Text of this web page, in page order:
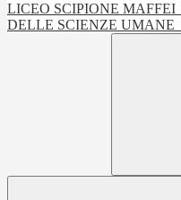
LICEO SCIPIONE MAFFEI
DELLE SCIENZE UMANE